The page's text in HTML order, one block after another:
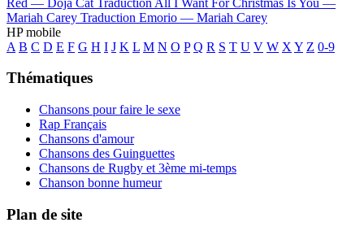
Mariah Carey Traduction Emorio — Mariah Carey
HP mobile
A B C D E F G H I J K L M N O P Q R S T U V W X Y Z 0-9
Thématiques
Chansons pour faire le sexe
Rap Français
Chansons d'amour
Chansons des Guinguettes
Chansons de Rugby et 3ème mi-temps
Chanson bonne humeur
Plan de site